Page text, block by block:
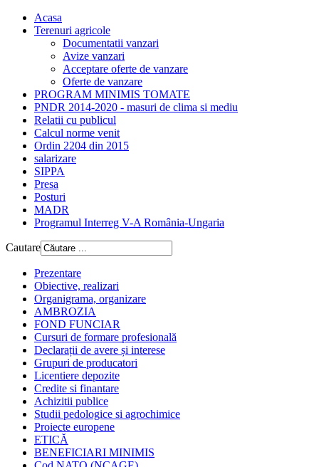
Acasa
Terenuri agricole
Documentatii vanzari
Avize vanzari
Acceptare oferte de vanzare
Oferte de vanzare
PROGRAM MINIMIS TOMATE
PNDR 2014-2020 - masuri de clima si mediu
Relatii cu publicul
Calcul norme venit
Ordin 2204 din 2015
salarizare
SIPPA
Presa
Posturi
MADR
Programul Interreg V-A România-Ungaria
Cautare
Prezentare
Obiective, realizari
Organigrama, organizare
AMBROZIA
FOND FUNCIAR
Cursuri de formare profesională
Declarații de avere și interese
Grupuri de producatori
Licentiere depozite
Credite si finantare
Achizitii publice
Studii pedologice si agrochimice
Proiecte europene
ETICĂ
BENEFICIARI MINIMIS